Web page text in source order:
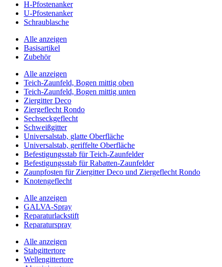
H-Pfostenanker
U-Pfostenanker
Schraublasche
Alle anzeigen
Basisartikel
Zubehör
Alle anzeigen
Teich-Zaunfeld, Bogen mittig oben
Teich-Zaunfeld, Bogen mittig unten
Ziergitter Deco
Ziergeflecht Rondo
Sechseckgeflecht
Schweißgitter
Universalstab, glatte Oberfläche
Universalstab, geriffelte Oberfläche
Befestigungsstab für Teich-Zaunfelder
Befestigungsstab für Rabatten-Zaunfelder
Zaunpfosten für Ziergitter Deco und Ziergeflecht Rondo
Knotengeflecht
Alle anzeigen
GALVA-Spray
Reparaturlackstift
Reparaturspray
Alle anzeigen
Stabgittertore
Wellengittertore